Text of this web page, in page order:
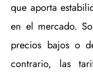
que aporta
en el mercado.
precios bajos o
contrario, las